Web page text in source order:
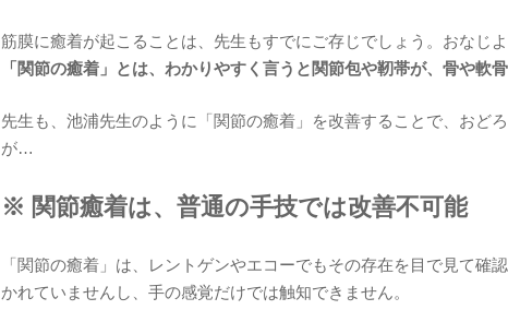
筋膜に癒着が起こることは、先生もすでにご存じでしょう。おなじ
「関節の癒着」とは、わかりやすく言うと関節包や靭帯が、骨や軟
先生も、池浦先生のように「関節の癒着」を改善することで、おど
が…
※ 関節癒着は、普通の手技では改善不可能
「関節の癒着」は、レントゲンやエコーでもその存在を目で見て確
かれていませんし、手の感覚だけでは触知できません。